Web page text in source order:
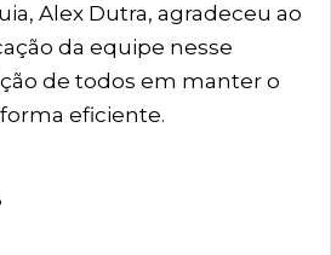
Alex Dutra, agradeceu ao
da equipe nesse
de todos em manter o
eficiente.